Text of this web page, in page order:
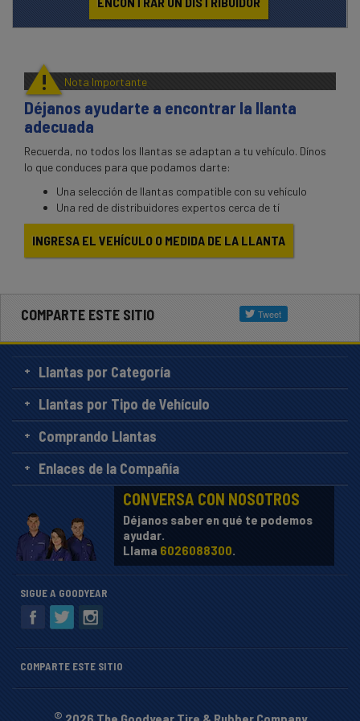
! Nota Importante
Déjanos ayudarte a encontrar la llanta
adecuada
Recuerda, no todos los llantas se adaptan a tu vehículo. Dínos
lo que conduces para que podamos darte:
Una selección de llantas compatible con su vehículo
Una red de distribuidores expertos cerca de tí
INGRESA EL VEHÍCULO O MEDIDA DE LA LLANTA
COMPARTE ESTE SITIO
Llantas por Categoría
Llantas por Tipo de Vehículo
Comprando Llantas
Enlaces de la Compañía
CONVERSA CON NOSOTROS
Déjanos saber en qué te podemos
ayudar.
Llama 6026088300.
SIGUE A GOODYEAR
COMPARTE ESTE SITIO
©